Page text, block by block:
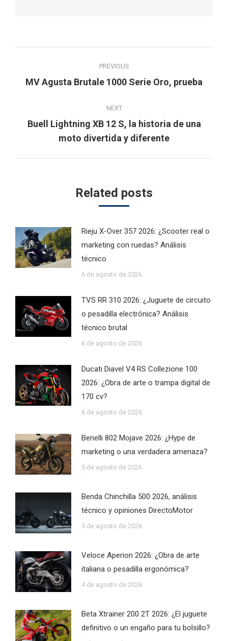
navigation
PREVIOUS
Previous
MV Agusta Brutale 1000 Serie Oro, prueba
NEXT
Next
post:
Buell Lightning XB 12 S, la historia de una
moto divertida y diferente
Related posts
Rieju X-Over 357 2026: ¿Scooter real o
marketing con ruedas? Análisis
técnico
6 de agosto de 2026
TVS RR 310 2026: ¿Juguete de circuito
o pesadilla electrónica? Análisis
técnico brutal
6 de agosto de 2026
Ducati Diavel V4 RS Collezione 100
2026: ¿Obra de arte o trampa digital de
170 cv?
6 de agosto de 2026
Benelli 802 Mojave 2026: ¿Hype de
marketing o una verdadera amenaza?
5 de agosto de 2026
Benda Chinchilla 500 2026, análisis
técnico y opiniones DirectoMotor
5 de agosto de 2026
Veloce Aperion 2026: ¿Obra de arte
italiana o pesadilla ergonómica?
4 de agosto de 2026
Beta Xtrainer 200 2T 2026: ¿El juguete
definitivo o un engaño para tu bolsillo?